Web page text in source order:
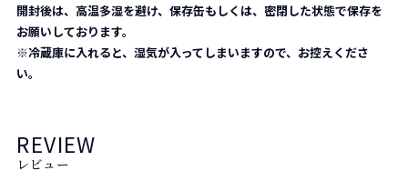
開封後は、高温多湿を避け、保存缶もしくは、密閉した状態で保存を
お願いしております。
※冷蔵庫に入れると、湿気が入ってしまいますので、お控えくださ
い。
REVIEW
レビュー